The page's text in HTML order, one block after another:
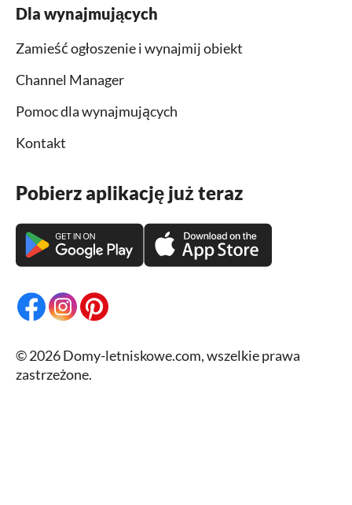
Dla wynajmujących
Zamieść ogłoszenie i wynajmij obiekt
Channel Manager
Pomoc dla wynajmujących
Kontakt
Pobierz aplikację już teraz
© 2026 Domy-letniskowe.com, wszelkie prawa
zastrzeżone.